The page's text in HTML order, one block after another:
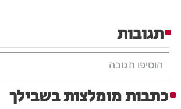
תגובות
הוסיפו תגובה
כתבות מומלצות בשבילך